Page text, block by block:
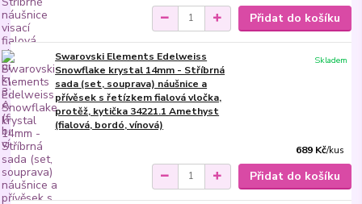
Přidat do košíku
Swarovski Elements Edelweiss
Snowflake krystal 14mm - Stříbrná
sada (set, souprava) náušnice a
přívěsek s řetízkem fialová vločka,
protěž, kytička 34221.1 Amethyst
(fialová, bordó, vínová)
689 Kč/kus
Skladem
Přidat do košíku